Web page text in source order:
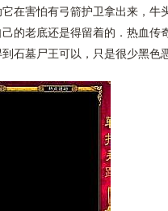
在害怕有弓箭护卫拿出来，牛
的老底还是得留着的．热血传
石墓尸王可以，只是很少黑色